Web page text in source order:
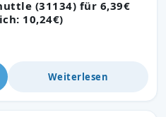
(31134) für 6,39€
10,24€)
Weiterlesen